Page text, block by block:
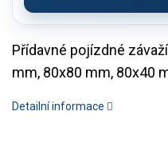
Přídavné pojízdné
mm, 80x80 mm, 80x40
Detailní informace